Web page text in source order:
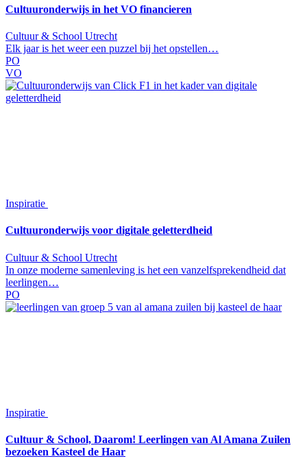
Cultuuronderwijs in het VO financieren
Cultuur & School Utrecht
Elk jaar is het weer een puzzel bij het opstellen…
PO
VO
Inspiratie
Cultuuronderwijs voor digitale geletterdheid
Cultuur & School Utrecht
In onze moderne samenleving is het een vanzelfsprekendheid dat
leerlingen…
PO
Inspiratie
Cultuur & School, Daarom! Leerlingen van Al Amana Zuilen
bezoeken Kasteel de Haar